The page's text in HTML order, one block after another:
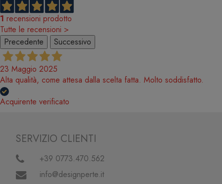
1 recensioni prodotto
Tutte le recensioni >
Precedente
Successivo
23 Maggio 2025
Alta qualità, come attesa dalla scelta fatta. Molto soddisfatto.
Acquirente verificato
SERVIZIO CLIENTI
+39 0773.470.562
info@designperte.it